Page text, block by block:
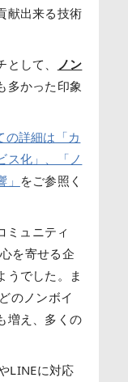
献出来る技術
して、
ノン
多かった印象
の詳細は「カ
ス化」、「ノ
をご参照く
ミュニティ
を寄せる企
うでした。ま
のノンボイ
増え、多くの
LINEに対応